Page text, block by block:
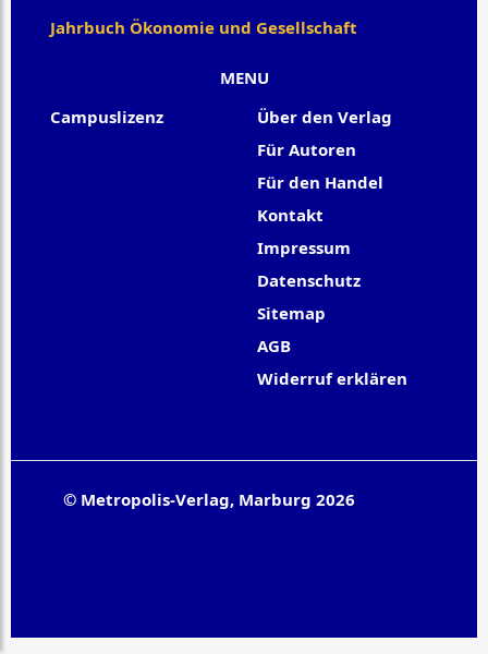
MENU
Campuslizenz
Über den Verlag
Für Autoren
Für den Handel
Kontakt
Impressum
Datenschutz
Sitemap
AGB
Widerruf erklären
Jahrbuch Ökonomie und Gesellschaft
© Metropolis-Verlag, Marburg 2026